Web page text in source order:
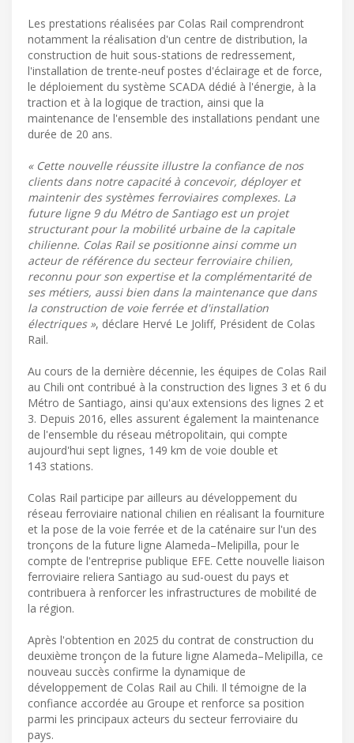
Les prestations réalisées par Colas Rail comprendront
notamment la réalisation d'un centre de distribution, la
construction de huit sous-stations de redressement,
l'installation de trente-neuf postes d'éclairage et de force,
le déploiement du système SCADA dédié à l'énergie, à la
traction et à la logique de traction, ainsi que la
maintenance de l'ensemble des installations pendant une
durée de 20 ans.
« Cette nouvelle réussite illustre la confiance de nos
clients dans notre capacité à concevoir, déployer et
maintenir des systèmes ferroviaires complexes. La
future ligne 9 du Métro de Santiago est un projet
structurant pour la mobilité urbaine de la capitale
chilienne. Colas Rail se positionne ainsi comme un
acteur de référence du secteur ferroviaire chilien,
reconnu pour son expertise et la complémentarité de
ses métiers, aussi bien dans la maintenance que dans
la construction de voie ferrée et d'installation
électriques », déclare Hervé Le Joliff, Président de Colas
Rail.
Au cours de la dernière décennie, les équipes de Colas Rail
au Chili ont contribué à la construction des lignes 3 et 6 du
Métro de Santiago, ainsi qu'aux extensions des lignes 2 et
3. Depuis 2016, elles assurent également la maintenance
de l'ensemble du réseau métropolitain, qui compte
aujourd'hui sept lignes, 149 km de voie double et
143 stations.
Colas Rail participe par ailleurs au développement du
réseau ferroviaire national chilien en réalisant la fourniture
et la pose de la voie ferrée et de la caténaire sur l'un des
tronçons de la future ligne Alameda–Melipilla, pour le
compte de l'entreprise publique EFE. Cette nouvelle liaison
ferroviaire reliera Santiago au sud-ouest du pays et
contribuera à renforcer les infrastructures de mobilité de
la région.
Après l'obtention en 2025 du contrat de construction du
deuxième tronçon de la future ligne Alameda–Melipilla, ce
nouveau succès confirme la dynamique de
développement de Colas Rail au Chili. Il témoigne de la
confiance accordée au Groupe et renforce sa position
parmi les principaux acteurs du secteur ferroviaire du
pays.